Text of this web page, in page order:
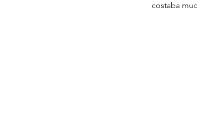
costaba